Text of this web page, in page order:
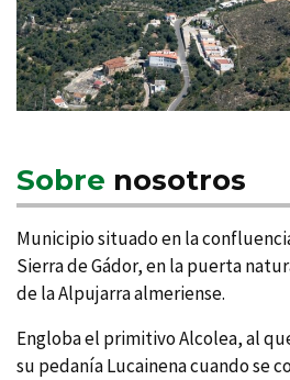
Sobre nosotros
Municipio situado en la
Sierra de Gádor, en la puerta
de la Alpujarra almeriense.
Engloba el primitivo Alcolea, al
su pedaní­a Lucainena cuando se